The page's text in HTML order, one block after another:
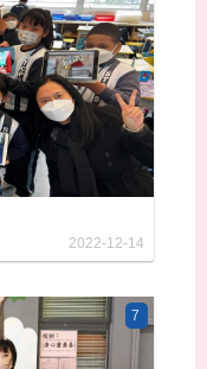
2022-12-14
7